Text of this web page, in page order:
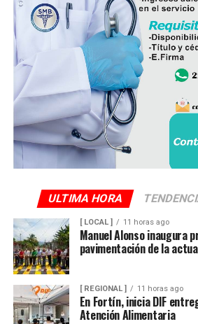
Policía Ministerial llevaron a cabo el
la escena y ordenaron el
fue trasladado al Servicio Médico
donde permanece en espera de su
La unidad involucrada fue
disposición de la autoridad
carpeta de investigación
al conductor y determinar su
Las maniobras periciales obligaron
circulación en ese sector del centro
varios minutos, generando
vehicular.
ULTIMA HORA
[ LOCAL ] 11 horas ago
Manuel Alonso inaugura
pavimentación de la
[ REGIONAL ] 11 horas ago
En Fortín, inicia DIF
Atención Alimentaria